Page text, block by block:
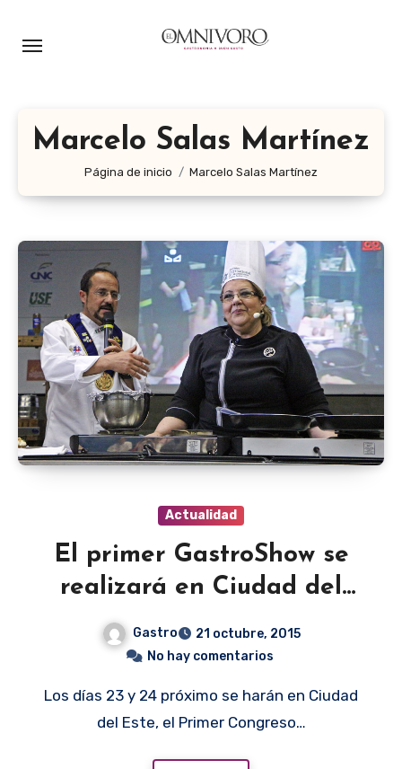
Marcelo Salas Martínez
Página de inicio Marcelo Salas Martínez
Actualidad
El primer GastroShow se
realizará en Ciudad del
Gastro
21 octubre, 2015
No hay comentarios
Los días 23 y 24 próximo se harán en Ciudad
del Este, el Primer Congreso…